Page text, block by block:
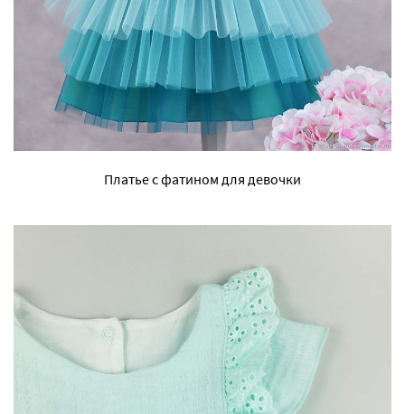
Платье с фатином для девочки